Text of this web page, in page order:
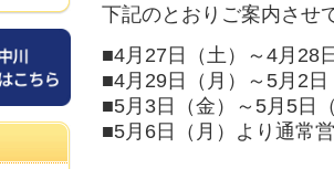
下記のとおりご案内させ
■4月27日（土）～4月28
■4月29日（月）～5月2
■5月3日（金）～5月5日
■5月6日（月）より通常